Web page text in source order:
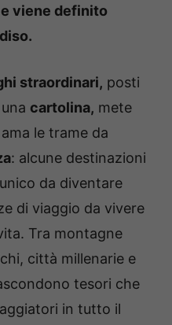
viene definito
straordinari, posti
cartolina, mete
le trame da
: alcune destinazioni
da diventare
di viaggio da vivere
Tra montagne
città millenarie e
tesori che
in tutto il